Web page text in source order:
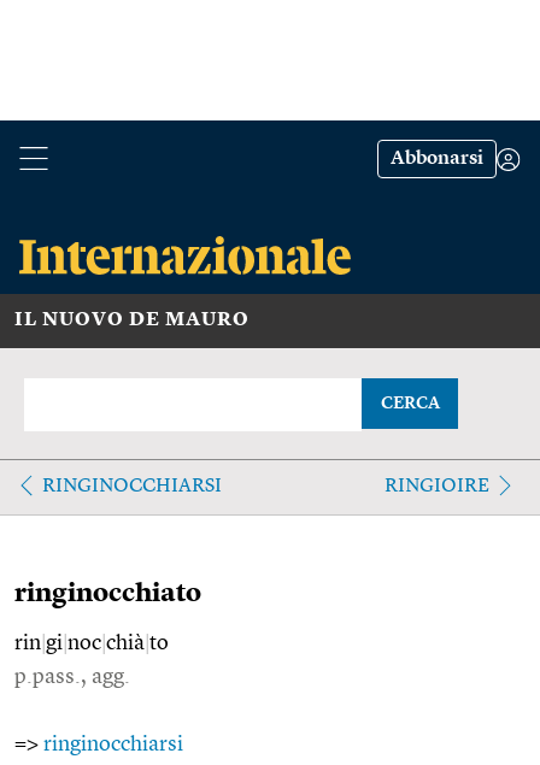
Abbonarsi
IL NUOVO DE MAURO
CERCA
RINGINOCCHIARSI RINGIOIRE
ringinocchiato
rin gi noc chià to
p.pass., agg.
=> ringinocchiarsi